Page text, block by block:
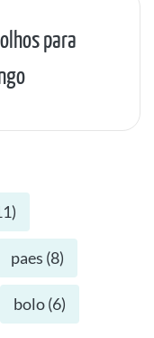
para
)
paes (8)
bolo(6)